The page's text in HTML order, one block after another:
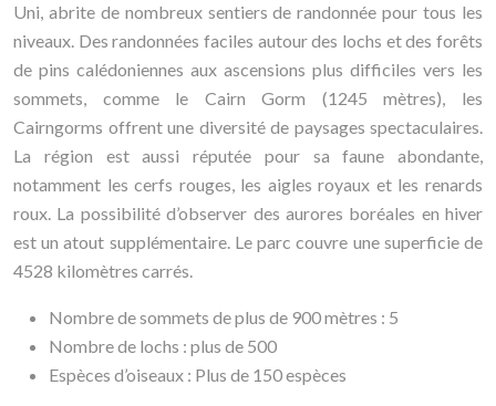
Uni, abrite de nombreux sentiers de randonnée pour tous les
niveaux. Des randonnées faciles autour des lochs et des forêts
de pins calédoniennes aux ascensions plus difficiles vers les
sommets, comme le Cairn Gorm (1245 mètres), les
Cairngorms offrent une diversité de paysages spectaculaires.
La région est aussi réputée pour sa faune abondante,
notamment les cerfs rouges, les aigles royaux et les renards
roux. La possibilité d’observer des aurores boréales en hiver
est un atout supplémentaire. Le parc couvre une superficie de
4528 kilomètres carrés.
Nombre de sommets de plus de 900 mètres : 5
Nombre de lochs : plus de 500
Espèces d’oiseaux : Plus de 150 espèces